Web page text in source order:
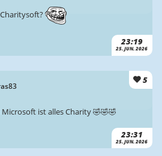
23:19
25. JUN. 2026
5
23:31
25. JUN. 2026
ist alles Charity 🤣🤣🤣